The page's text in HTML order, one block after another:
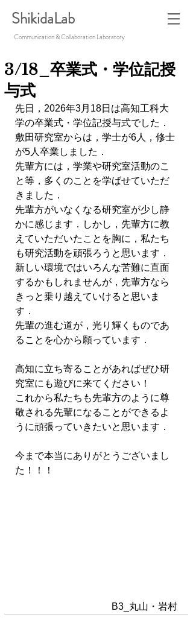
ShikidaLab
Communication & Collaboration Laboratory
3/18_卒業式・学位記授
与式
先日，2026年3月18日は高知工科大
学の卒業式・学位記授与式でした．
敷田研究室からは，学士が6人，修士
が5人卒業しました．
先輩方には，学業や研究室活動のこ
と等，多くのことを学ばせていただ
きました．
先輩方がいなくなる研究室が少し静
かに感じます．しかし，先輩方に教
えていただいたことを胸に，私たち
も研究活動を頑張ろうと思います．
新しい環境ではいろんな苦難に直面
するかもしれませんが，先輩方なら
きっと乗り越えていけると思いま
す．
先輩の進む道が，光り輝くものであ
ることを心から願っています．
高知に立ち寄ることがあればぜひ研
究室にも遊びに来てください！
これから私たちも先輩方のように尊
敬される先輩になることができるよ
うに頑張っていきたいと思います．
今まで本当にありがとうございまし
た！！！
B3_丸山・岩村